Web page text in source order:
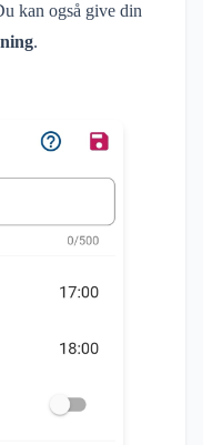
kan også give din
.